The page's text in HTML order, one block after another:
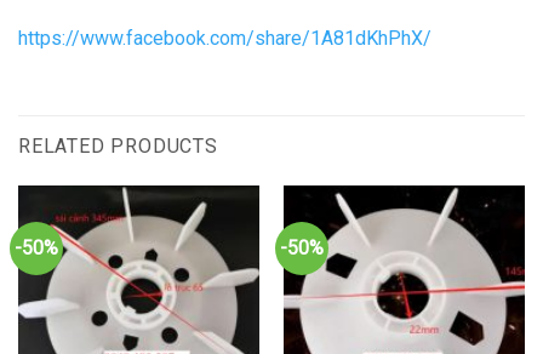
https://www.facebook.com/share/1A81dKhPhX/
RELATED PRODUCTS
-50% -50%